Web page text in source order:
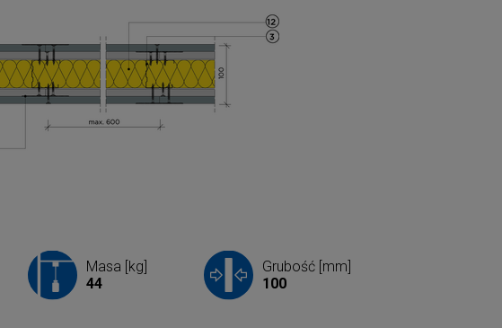
Masa [kg]
44
Grubość [mm]
100